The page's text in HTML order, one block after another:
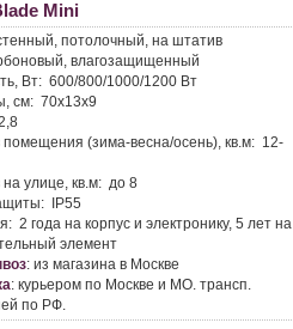
Mini
потолочный, на штатив
влагозащищенный
Вт: 600/800/1000/1200 Вт
см: 70х13х9
помещения (зима-весна/осень), кв.м: 12-
улице, кв.м: до 8
IP55
2 года на корпус и электронику, 5 лет на
элемент
: из магазина в Москве
: курьером по Москве и МО. трансп.
по РФ.